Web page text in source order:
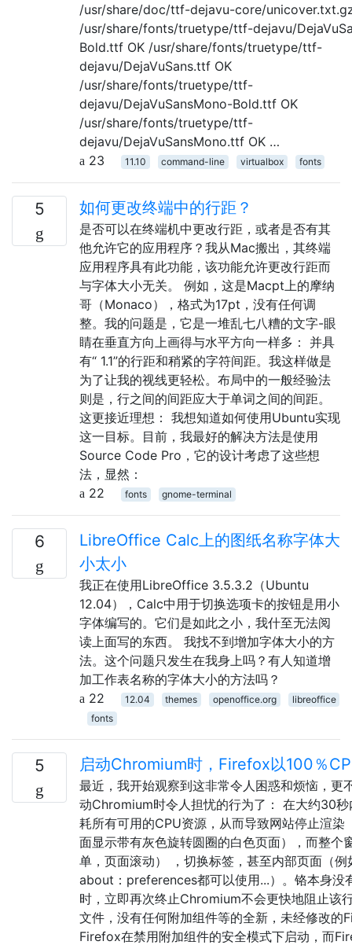
/usr/share/doc/ttf-dejavu-core/
/usr/share/fonts/truetype/ttf-dejavu/
Bold.ttf OK /usr/share/fonts/truetype/ttf-
dejavu/DejaVuSans.ttf OK
/usr/share/fonts/truetype/ttf-
dejavu/DejaVuSansMono-Bold.ttf OK
/usr/share/fonts/truetype/ttf-
dejavu/DejaVuSansMono.ttf OK …
23
11.10 command-line virtualbox fonts
5 如何更改终端中的行距？
是否可以在终端机中更改行距，或者是否有其
他允许它的应用程序？我从Mac搬出，其终端
应用程序具有此功能，该功能允许更改行距而
与字体大小无关。 例如，这是Macpt上的摩纳
哥（Monaco），格式为17pt，没有任何调
整。我的问题是，它是一堆乱七八糟的文字-眼
睛在垂直方向上画得与水平方向一样多： 并具
有“ 1.1”的行距和稍紧的字符间距。我这样做是
为了让我的视线更轻松。布局中的一般经验法
则是，行之间的间距应大于单词之间的间距。
这更接近理想： 我想知道如何使用Ubuntu实现
这一目标。目前，我最好的解决方法是使用
Source Code Pro，它的设计考虑了这些想
法，显然：
22
fonts gnome-terminal
6
LibreOffice Calc上的图纸名称字体大
小太小
我正在使用LibreOffice 3.5.3.2（Ubuntu
12.04），Calc中用于切换选项卡的按钮是用小
字体编写的。它们是如此之小，我什至无法阅
读上面写的东西。 我找不到增加字体大小的方
法。这个问题只发生在我身上吗？有人知道增
加工作表名称的字体大小的方法吗？
22
12.04 themes openoffice.org
libreoffice
fonts
5 启动Chromium时，Firefox以100％
最近，我开始观察到这非常令人困惑和烦恼，更
动Chromium时令人担忧的行为了： 在大约30
耗所有可用的CPU资源，从而导致网站停止渲染
面显示带有灰色旋转圆圈的白色页面），而整个
单，页面滚动） ，切换标签，甚至内部页面（
about：preferences都可以使用...）。铬本身没
时，立即再次终止Chromium不会更快地阻止该
文件，没有任何附加组件等的全新，未经修改的
Firefox在禁用附加组件的安全模式下启动，而